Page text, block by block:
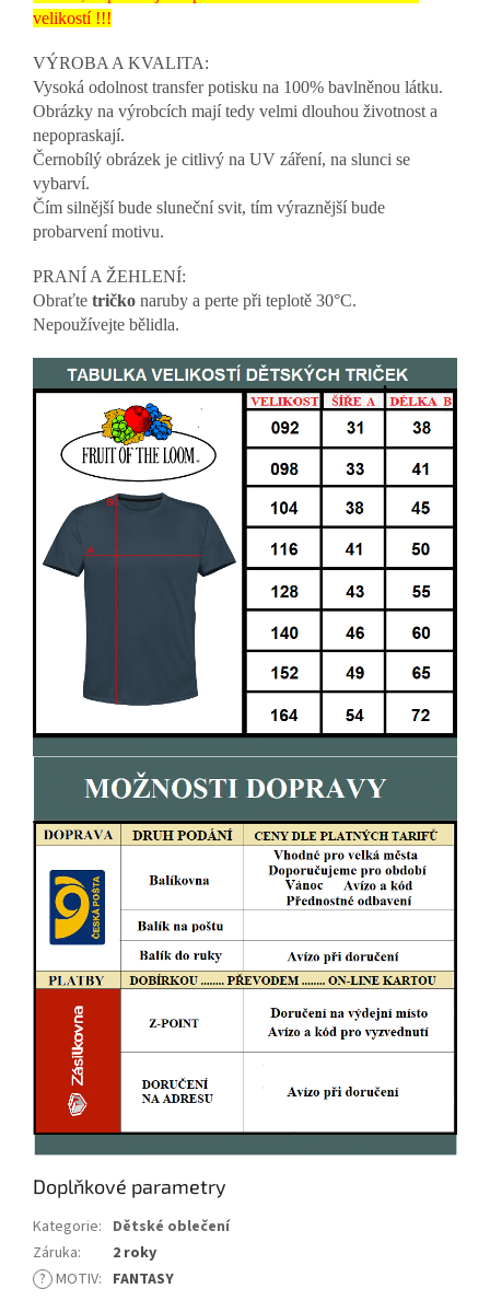
velikostí !!!
VÝROBA A KVALITA:
Vysoká odolnost transfer potisku na 100% bavlněnou látku.
Obrázky na výrobcích mají tedy velmi dlouhou životnost a
nepopraskají.
Černobílý obrázek je citlivý na UV záření, na slunci se
vybarví.
Čím silnější bude sluneční svit, tím výraznější bude
probarvení motivu.
PRANÍ A ŽEHLENÍ:
Obraťte tričko naruby a perte při teplotě 30°C.
Nepoužívejte bělidla.
Doplňkové parametry
Kategorie: Dětské oblečení
Záruka:
2 roky
? MOTIV: FANTASY